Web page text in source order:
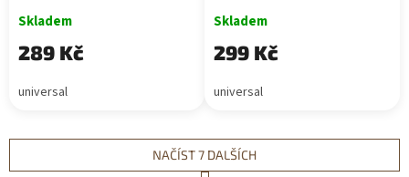
Skladem
289 Kč
universal
Skladem
299 Kč
universal
NAČÍST 7 DALŠÍCH